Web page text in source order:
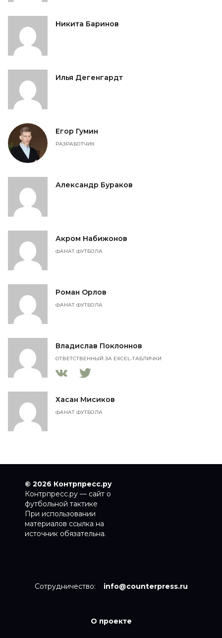
Никита Баринов
Илья Дегенгардт
Егор Гумин
РАЗРАБОТЧИК
Александр Бураков
Акром Набижонов
ФАНАТ ФУТБОЛА
Роман Орлов
ФАНАТ ФУТБОЛА
Владислав Поклоннов
ОТВЕТСТВЕННЫЙ ЗА EXCEL-ТАБЛИЧКИ
Хасан Мисиков
ФАНАТ ФУТБОЛА
© 2026 Контрпресс.ру
Контрпресс.ру — сайт о
футбольной тактике
При использовании
материалов ссылка на
источник обязательна.
Сотрудничество: info@counterpress.ru
О проекте